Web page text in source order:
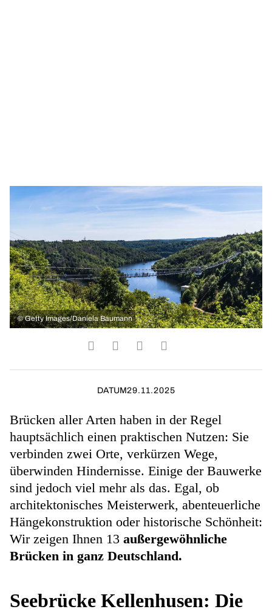
© Getty Images/Daniela Baumann
DATUM29.11.2025
Brücken aller Arten haben in der Regel
hauptsächlich einen praktischen Nutzen: Sie
verbinden zwei Orte, verkürzen Wege,
überwinden Hindernisse. Einige der Bauwerke
sind jedoch viel mehr als das. Egal, ob
architektonisches Meisterwerk, abenteuerliche
Hängekonstruktion oder historische Schönheit:
Wir zeigen Ihnen 13 außergewöhnliche
Brücken in ganz Deutschland.
Seebrücke Kellenhusen: Die